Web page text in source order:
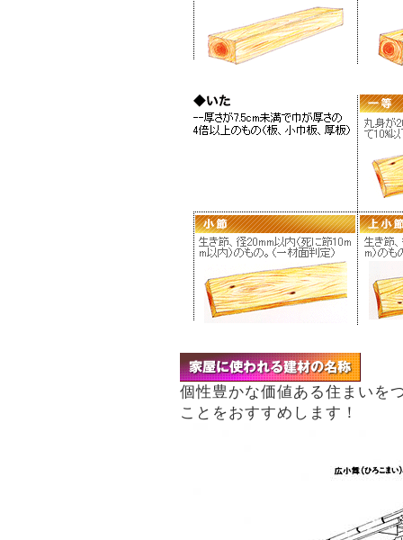
個性豊かな価値ある住まいを
ことをおすすめします！